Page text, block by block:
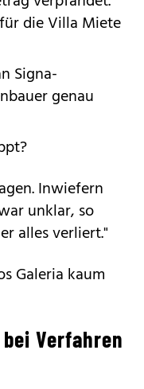
die Villa Miete
Signa-
genau
Inwiefern
unklar, so
alles verliert."
Galeria kaum
Verfahren